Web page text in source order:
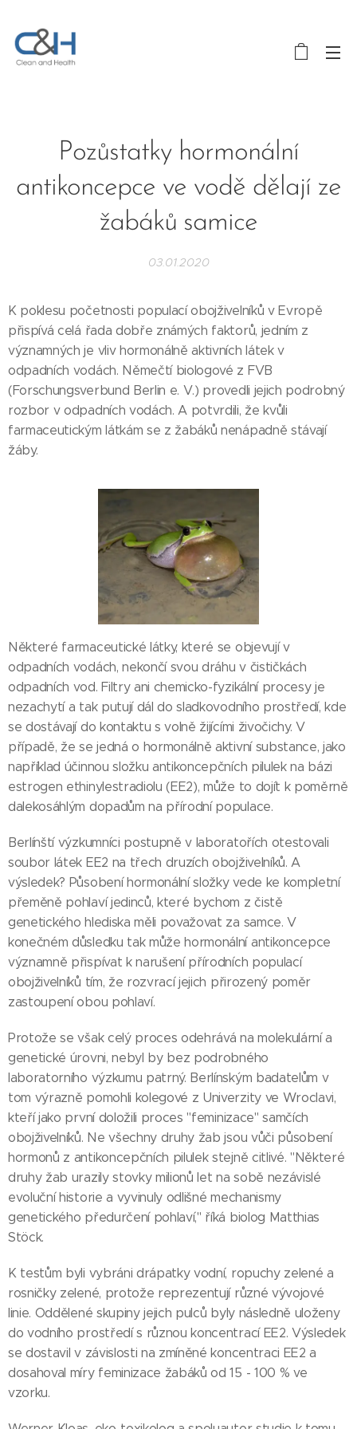
Pozůstatky hormonální
antikoncepce ve vodě dělají ze
žabáků samice
03.01.2020
K poklesu početnosti populací obojživelníků v Evropě
přispívá celá řada dobře známých faktorů, jedním z
významných je vliv hormonálně aktivních látek v
odpadních vodách. Němečtí biologové z FVB
(Forschungsverbund Berlin e. V.) provedli jejich podrobný
rozbor v odpadních vodách. A potvrdili, že kvůli
farmaceutickým látkám se z žabáků nenápadně stávají
žáby.
Některé farmaceutické látky, které se objevují v
odpadních vodách, nekončí svou dráhu v čističkách
odpadních vod. Filtry ani chemicko-fyzikální procesy je
nezachytí a tak putují dál do sladkovodního prostředí, kde
se dostávají do kontaktu s volně žijícími živočichy. V
případě, že se jedná o hormonálně aktivní substance, jako
například účinnou složku antikoncepčních pilulek na bázi
estrogen ethinylestradiolu (EE2), může to dojít k poměrně
dalekosáhlým dopadům na přírodní populace.
Berlínští výzkumníci postupně v laboratořích otestovali
soubor látek EE2 na třech druzích obojživelníků. A
výsledek? Působení hormonální složky vede ke kompletní
přeměně pohlaví jedinců, které bychom z čistě
genetického hlediska měli považovat za samce. V
konečném důsledku tak může hormonální antikoncepce
významně přispívat k narušení přírodních populací
obojživelníků tím, že rozvrací jejich přirozený poměr
zastoupení obou pohlaví.
Protože se však celý proces odehrává na molekulární a
genetické úrovni, nebyl by bez podrobného
laboratorního výzkumu patrný. Berlínským badatelům v
tom výrazně pomohli kolegové z Univerzity ve Wroclavi,
kteří jako první doložili proces "feminizace" samčích
obojživelníků. Ne všechny druhy žab jsou vůči působení
hormonů z antikoncepčních pilulek stejně citlivé. "Některé
druhy žab urazily stovky milionů let na sobě nezávislé
evoluční historie a vyvinuly odlišné mechanismy
genetického předurčení pohlaví," říká biolog Matthias
Stöck.
K testům byli vybráni drápatky vodní, ropuchy zelené a
rosničky zelené, protože reprezentují různé vývojové
linie. Oddělené skupiny jejich pulců byly následně uloženy
do vodního prostředí s různou koncentrací EE2. Výsledek
se dostavil v závislosti na zmíněné koncentraci EE2 a
dosahoval míry feminizace žabáků od 15 - 100 % ve
vzorku.